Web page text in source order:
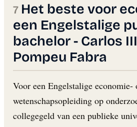
Het beste voor
een Engelstalige
bachelor - Carlos
Pompeu Fabra
Voor een Engelstalige economie-
wetenschapsopleiding op
collegegeld van een publieke